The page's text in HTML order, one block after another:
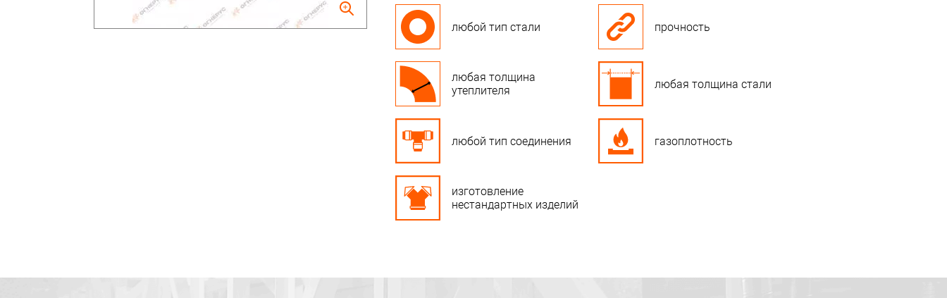
любой тип стали прочность
любая толщина
утеплителя
любая толщина стали
любой тип соединения газоплотность
изготовление
нестандартных изделий